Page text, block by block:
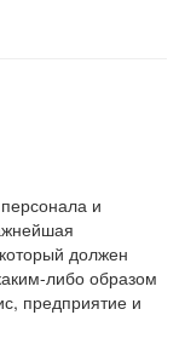
и
должен
либо образом
предприятие и